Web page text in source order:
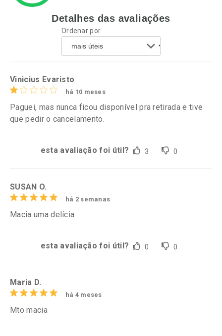
Ativar Desconto
Comprar sem Desconto
Por R$ 52,59/cada
Comprar sem Desconto
Ativar Desconto
Comprar sem Desconto
Por R$ 126,99/cada
Por R$ 126,99/cada
Detalhes das avaliações
Ordenar por
Vinicius Evaristo
há 10 meses
Paguei, mas nunca ficou disponível pra retirada e tive
que pedir o cancelamento.
esta avaliação foi útil? 3 0
SUSAN O.
há 2 semanas
Macia uma delícia
esta avaliação foi útil? 0 0
Maria D.
há 4 meses
Mto macia